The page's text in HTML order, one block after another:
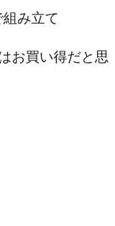
み立て
お買い得だと思